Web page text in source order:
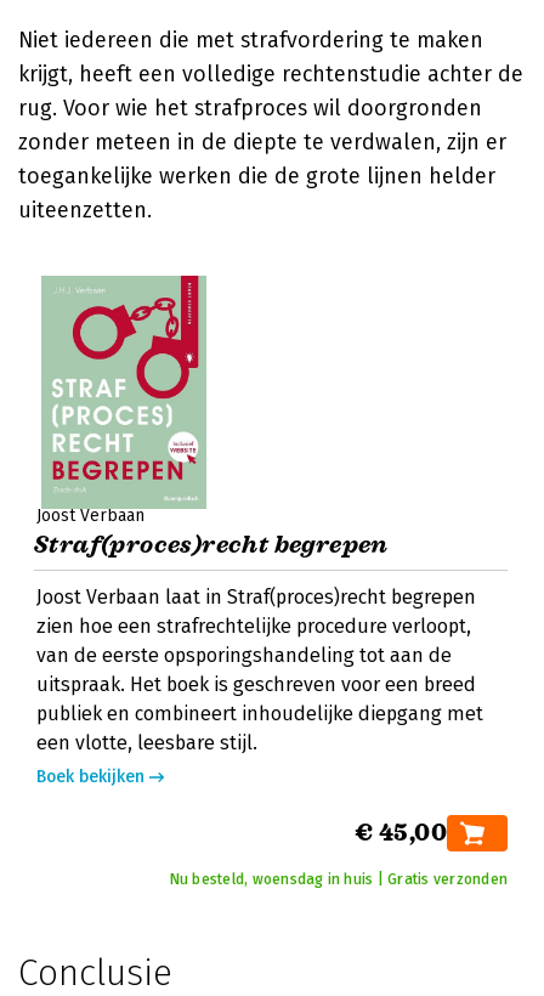
Niet iedereen die met strafvordering te maken
krijgt, heeft een volledige rechtenstudie achter de
rug. Voor wie het strafproces wil doorgronden
zonder meteen in de diepte te verdwalen, zijn er
toegankelijke werken die de grote lijnen helder
uiteenzetten.
Joost Verbaan
Straf(proces)recht begrepen
Joost Verbaan laat in Straf(proces)recht begrepen
zien hoe een strafrechtelijke procedure verloopt,
van de eerste opsporingshandeling tot aan de
uitspraak. Het boek is geschreven voor een breed
publiek en combineert inhoudelijke diepgang met
een vlotte, leesbare stijl.
Boek bekijken
€ 45,00
Nu besteld, woensdag in huis | Gratis verzonden
Conclusie